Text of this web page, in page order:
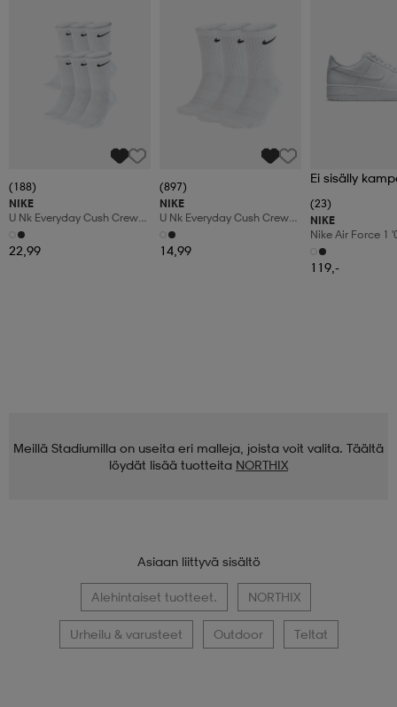
(188)
NIKE
U Nk Everyday Cush Crew
6pr-Bd
22,99
(897)
NIKE
U Nk Everyday Cush Crew
3pr
14,99
Ei sisälly
(23)
NIKE
Nike Air Force 1
Shoes
119,-
Meillä Stadiumilla on useita eri malleja, joista voit valita. Täältä
löydät lisää tuotteita NORTHIX
Asiaan liittyvä sisältö
Alehintaiset tuotteet. NORTHIX
Urheilu & varusteet Outdoor Teltat